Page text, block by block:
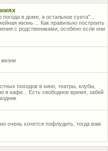
в доме, а остальное суета"...
жизнь ... Как правильно построить
с родствениками, особено если они
походов в кино, театры, клубы,
в кафе... Есть свободное время, забей
очень хочется пофлудить, тогда вам